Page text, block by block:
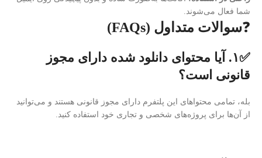
شما فعال می‌شوند.
❓سوالات متداول (FAQs)
✅۱. آیا محتوای دانلود شده دارای مجوز
قانونی است؟
بله، تمامی محتواهای این پلتفرم دارای مجوز قانونی هستند و می‌توانید
از آن‌ها برای پروژه‌های شخصی و تجاری خود استفاده کنید.